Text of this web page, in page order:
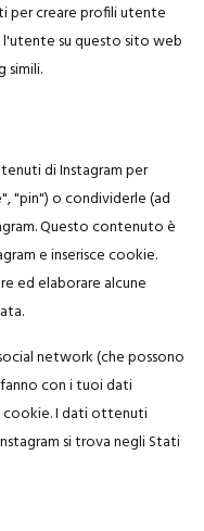
per creare profili utente
su questo sito web
simili.
di Instagram per
"pin") o condividerle (ad
Questo contenuto è
e inserisce cookie.
ed elaborare alcune
network (che possono
con i tuoi dati
cookie. I dati ottenuti
si trova negli Stati